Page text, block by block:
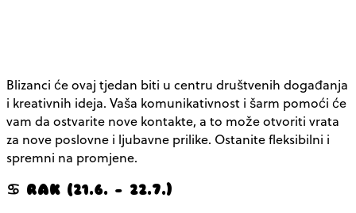
Blizanci će ovaj tjedan biti u centru društvenih događanja
i kreativnih ideja. Vaša komunikativnost i šarm pomoći će
vam da ostvarite nove kontakte, a to može otvoriti vrata
za nove poslovne i ljubavne prilike. Ostanite fleksibilni i
spremni na promjene.
♋ RAK (21.6. – 22.7.)